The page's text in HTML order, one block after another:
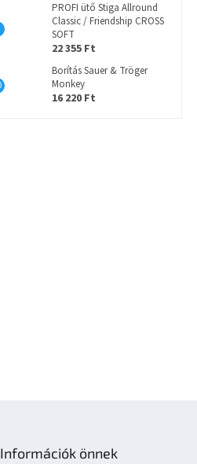
PROFI ütő Stiga Allround
Classic / Friendship CROSS
SOFT
22 355 Ft
Borítás Sauer & Tröger
Monkey
16 220 Ft
Információk önnek